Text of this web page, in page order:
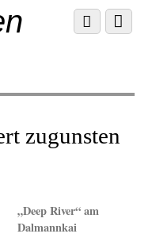
Menu
Scroll
down
zugunsten
„Deep River“ am
Dalmannkai